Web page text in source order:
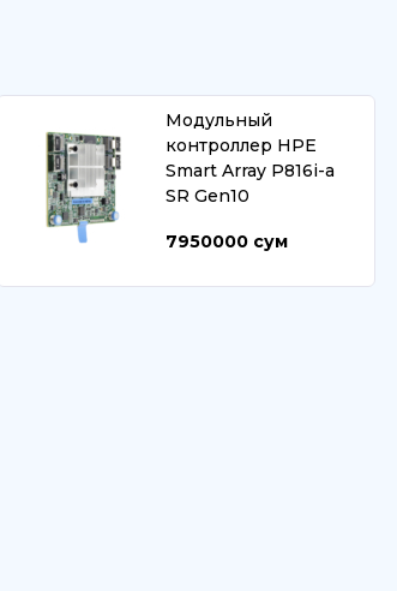
Модульный
контроллер HPE
Smart Array P816i-a
SR Gen10
7950000 сум